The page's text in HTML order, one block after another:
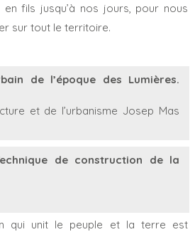
fils jusqu’à nos jours, pour nous
sur tout le territoire.
de l’époque des Lumières.
et de l’urbanisme Josep Mas
de construction de la
qui unit le peuple et la terre est